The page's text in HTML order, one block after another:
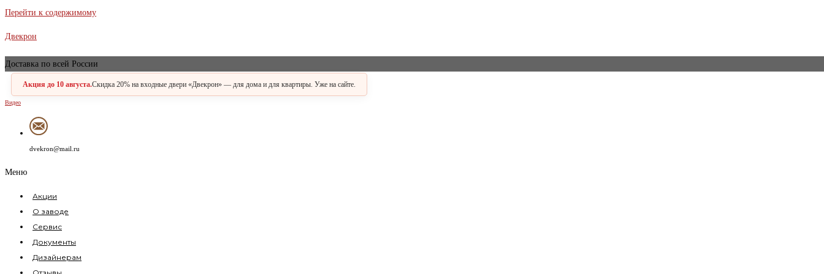
Перейти к содержимому
Двекрон
Доставка по всей России
Акция до 10 августа.Скидка 20% на входные двери «Двекрон» — для дома и для квартиры. Уже на сайте.
Видео
dvekron@mail.ru
Меню
Акции
О заводе
Сервис
Документы
Дизайнерам